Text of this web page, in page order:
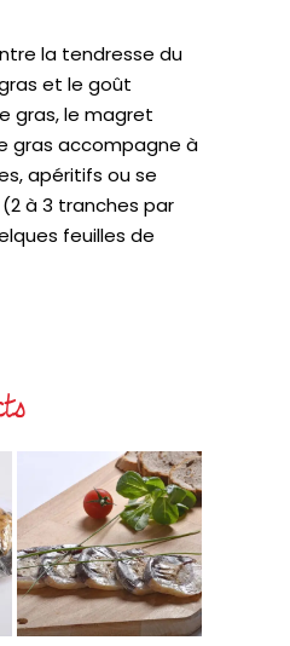
la tendresse du
et le goût
gras, le magret
gras accompagne à
apéritifs ou se
à 3 tranches par
feuilles de